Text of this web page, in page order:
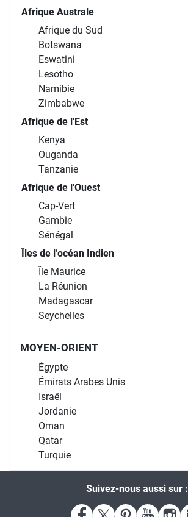
Afrique Australe
Afrique du Sud
Botswana
Eswatini
Lesotho
Namibie
Zimbabwe
Afrique de l'Est
Kenya
Ouganda
Tanzanie
Afrique de l'Ouest
Cap-Vert
Gambie
Sénégal
Îles de l’océan Indien
Île Maurice
La Réunion
Madagascar
Seychelles
MOYEN-ORIENT
Égypte
Émirats Arabes Unis
Israël
Jordanie
Oman
Qatar
Turquie
Suivez-nous aussi sur :